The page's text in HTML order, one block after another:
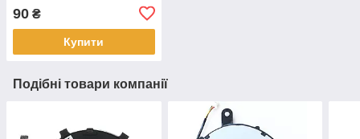
90 ₴
Купити
Подібні товари компанії